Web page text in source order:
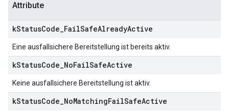
Attribute
kStatusCode FailSafeAlreadyActive
Eine ausfallsichere Bereitstellung ist bereits aktiv.
kStatusCode NoFailSafeActive
Keine ausfallsichere Bereitstellung ist aktiv.
kStatusCode NoMatchingFailSafeActive